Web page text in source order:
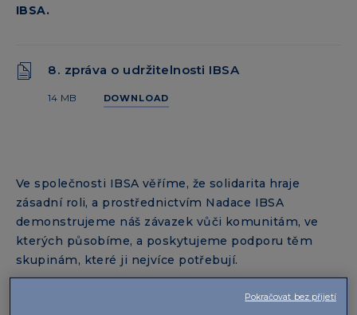
IBSA.
8. zpráva o udržitelnosti IBSA
14 MB DOWNLOAD
Ve společnosti IBSA věříme, že solidarita hraje
zásadní roli, a prostřednictvím Nadace IBSA
demonstrujeme náš závazek vůči komunitám, ve
kterých působíme, a poskytujeme podporu těm
skupinám, které ji nejvíce potřebují.
Pokračovat bez přijetí